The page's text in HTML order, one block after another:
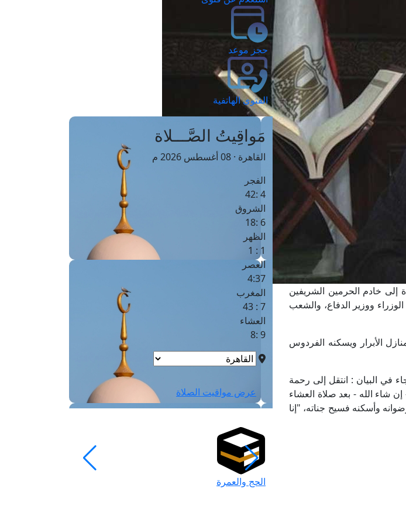
إلى خادم الحرمين الشريفين
ووزير الدفاع، والشعب
الأبرار ويسكنه الفردوس
في البيان : انتقل إلى رحمة
شاء الله - بعد صلاة العشاء
وأسكنه فسيح جناته، "إنا
حجز موعد
الفتوى الهاتفية
مَواقِيتُ الصَّـــلاة
القاهرة · 08 أغسطس 2026 م
الفجر
4 :42
الشروق
6 :18
الظهر
1 : 1
العصر
4:37
المغرب
7 : 43
العشاء
9 :8
عرض مواقيت الصلاة
الحج والعمرة